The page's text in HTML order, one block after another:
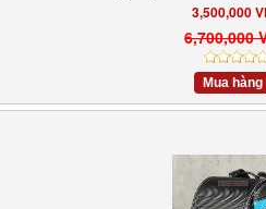
3,500,000
6,700,000
Mua hàng